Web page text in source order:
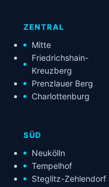
ZENTRAL
Mitte
Friedrichshain-
Kreuzberg
Prenzlauer Berg
Charlottenburg
SÜD
Neukölln
Tempelhof
Steglitz-Zehlendorf